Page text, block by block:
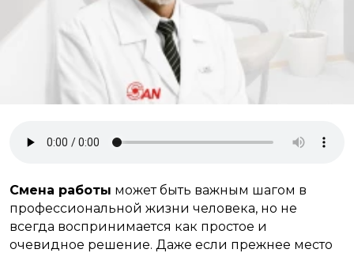
Смена работы может быть важным шагом в
профессиональной жизни человека, но не
всегда воспринимается как простое и
очевидное решение. Даже если прежнее место